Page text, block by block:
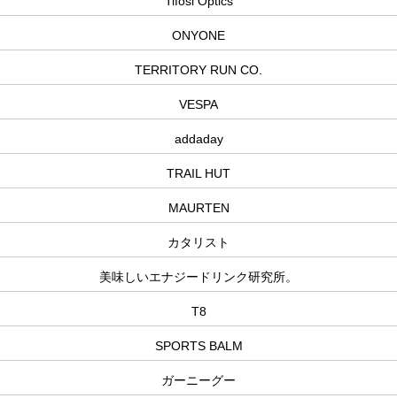
ONYONE
TERRITORY RUN CO.
VESPA
addaday
TRAIL HUT
MAURTEN
カタリスト
美味しいエナジードリンク研究所。
T8
SPORTS BALM
ガーニーグー